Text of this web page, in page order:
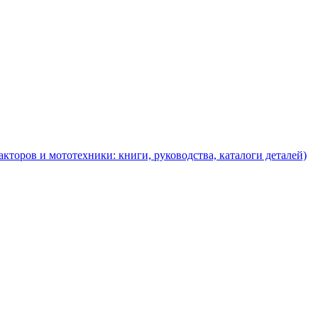
и мототехники: книги, руководства, каталоги деталей)